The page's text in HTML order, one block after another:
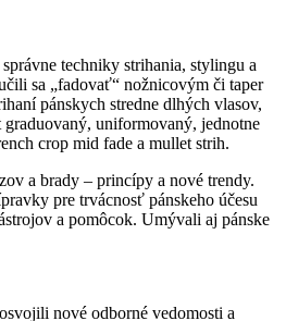
techniky strihania, stylingu a
sa „fadovať“ nožnicovým či taper
pánskych stredne dlhých vlasov,
uniformovaný, jednotne
crop mid fade a mullet strih.
a brady – princípy a nové trendy.
pre trvácnosť pánskeho účesu
a pomôcok. Umývali aj pánske
nové odborné vedomosti a